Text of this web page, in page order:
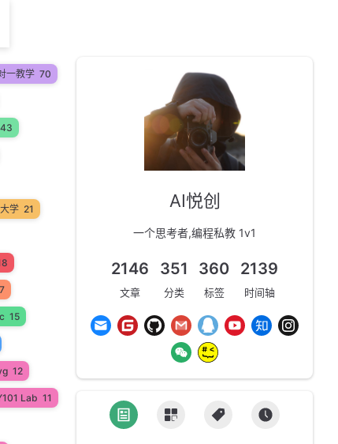
一教学 70
43
学 21
15
12
Lab 11
AI悦创
一个思考者,编程私教 1v1
2146
文章
351
分类
360
标签
2139
时间轴